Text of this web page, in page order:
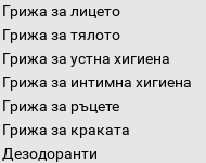
Грижа за лицето
Грижа за тялото
Грижа за устна хигиена
Грижа за интимна хигиена
Грижа за ръцете
Грижа за краката
Дезодоранти